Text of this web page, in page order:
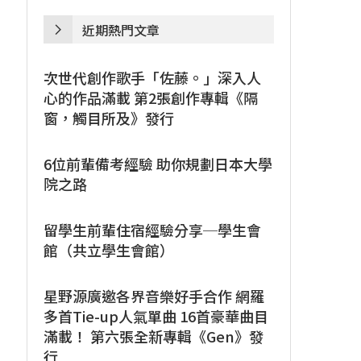
近期熱門文章
次世代創作歌手「佐藤。」深入人
心的作品滿載 第2張創作專輯《隔
窗，觸目所及》發行
6位前輩備考經驗 助你規劃日本大學
院之路
留學生前輩住宿經驗分享─學生會
館（共立學生會館）
星野源廣邀各界音樂好手合作 網羅
多首Tie-up人氣單曲 16首豪華曲目
滿載！ 第六張全新專輯《Gen》發
行